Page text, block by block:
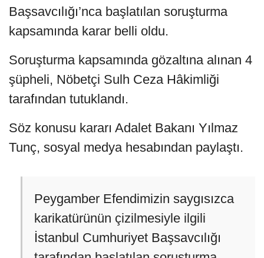
Başsavcılığı’nca başlatılan soruşturma
kapsamında karar belli oldu.
Soruşturma kapsamında gözaltına alınan 4
şüpheli, Nöbetçi Sulh Ceza Hâkimliği
tarafından tutuklandı.
Söz konusu kararı Adalet Bakanı Yılmaz
Tunç, sosyal medya hesabından paylaştı.
Peygamber Efendimizin saygısızca
karikatürünün çizilmesiyle ilgili
İstanbul Cumhuriyet Başsavcılığı